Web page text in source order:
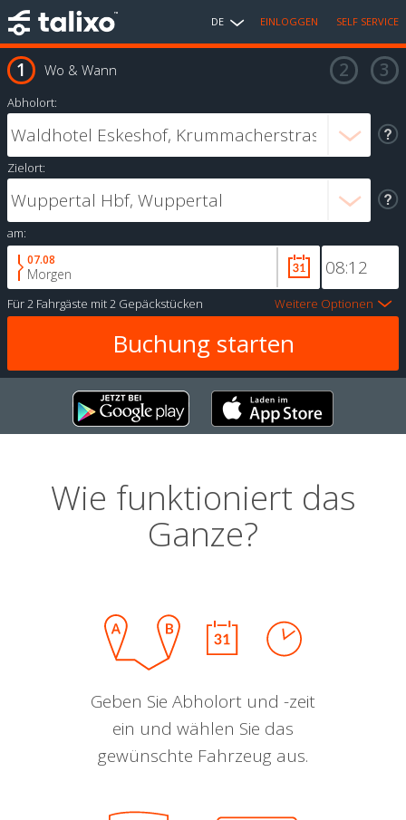
DE EINLOGGEN SELF SERVICE
Wo & Wann
Abholort:
Zielort:
am:
07.08
Morgen
Für2 Fahrgäste mit2 Gepäckstücken Weitere Optionen
Wie funktioniert das
Ganze?
Geben Sie Abholort und -zeit
ein und wählen Sie das
gewünschte Fahrzeug aus.